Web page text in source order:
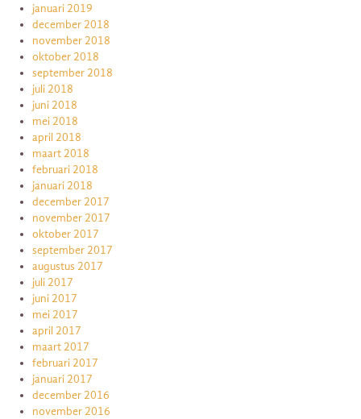
januari 2019
december 2018
november 2018
oktober 2018
september 2018
juli 2018
juni 2018
mei 2018
april 2018
maart 2018
februari 2018
januari 2018
december 2017
november 2017
oktober 2017
september 2017
augustus 2017
juli 2017
juni 2017
mei 2017
april 2017
maart 2017
februari 2017
januari 2017
december 2016
november 2016